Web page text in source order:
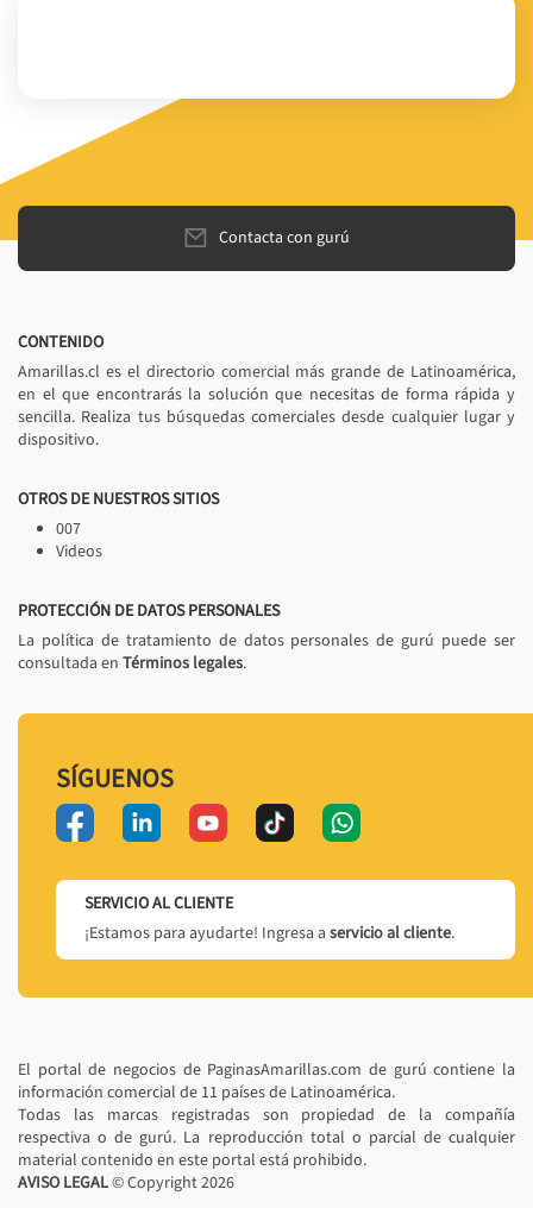
Contacta con gurú
CONTENIDO
Amarillas.cl es el directorio comercial más grande de Latinoamérica,
en el que encontrarás la solución que necesitas de forma rápida y
sencilla. Realiza tus búsquedas comerciales desde cualquier lugar y
dispositivo.
OTROS DE NUESTROS SITIOS
007
Videos
PROTECCIÓN DE DATOS PERSONALES
La política de tratamiento de datos personales de gurú puede ser
consultada en Términos legales.
SÍGUENOS
SERVICIO AL CLIENTE
¡Estamos para ayudarte! Ingresa a servicio al cliente.
El portal de negocios de PaginasAmarillas.com de gurú contiene la
información comercial de 11 países de Latinoamérica.
Todas las marcas registradas son propiedad de la compañía
respectiva o de gurú. La reproducción total o parcial de cualquier
material contenido en este portal está prohibido.
AVISO LEGAL© Copyright2026